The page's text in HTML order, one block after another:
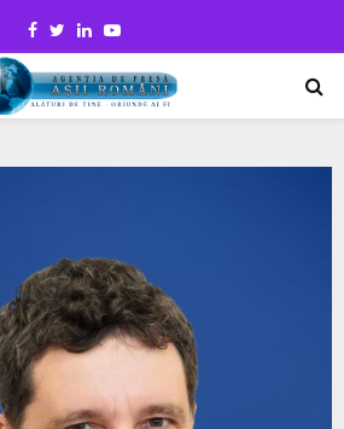
Facebook
TwitterLinkedinYoutube